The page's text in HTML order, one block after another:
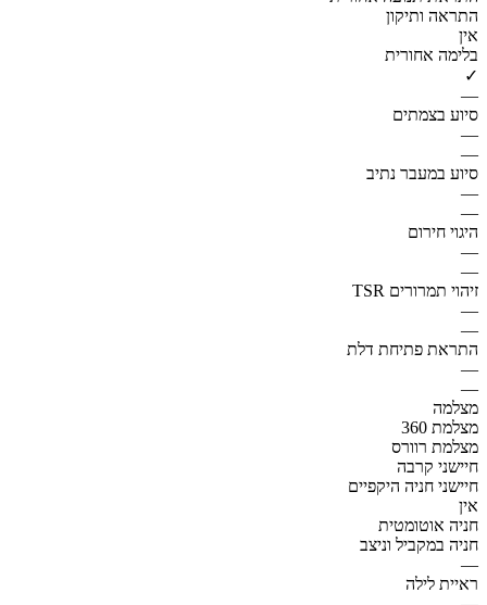
התראה ותיקון
אין
בלימה אחורית
✓
—
סיוע בצמתים
—
—
סיוע במעבר נתיב
—
—
היגוי חירום
—
—
זיהוי תמרורים TSR
—
—
התראת פתיחת דלת
—
—
מצלמה
מצלמת 360
מצלמת רוורס
חיישני קרבה
חיישני חניה היקפיים
אין
חניה אוטומטית
חניה במקביל וניצב
—
ראיית לילה